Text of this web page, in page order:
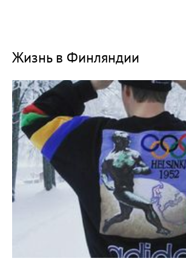
Жизнь в Финляндии